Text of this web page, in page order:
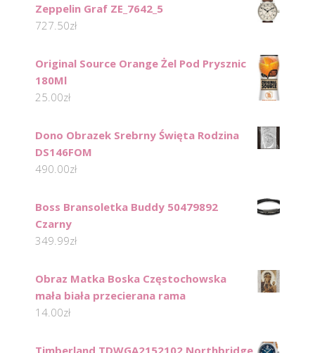
Zeppelin Graf ZE_7642_5
727.50zł
Original Source Orange Żel Pod Prysznic
180Ml
25.00zł
Dono Obrazek Srebrny Święta Rodzina
DS146FOM
490.00zł
Boss Bransoletka Buddy 50479892
Czarny
349.99zł
Obraz Matka Boska Częstochowska
mała biała przecierana rama
14.00zł
Timberland TDWGA2152102 Northbridge